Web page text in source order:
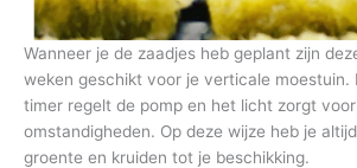
Wanneer je de zaadjes heb geplant zijn
weken geschikt voor je verticale moestuin.
timer regelt de pomp en het licht zorgt
omstandigheden. Op deze wijze heb je
groente en kruiden tot je beschikking.